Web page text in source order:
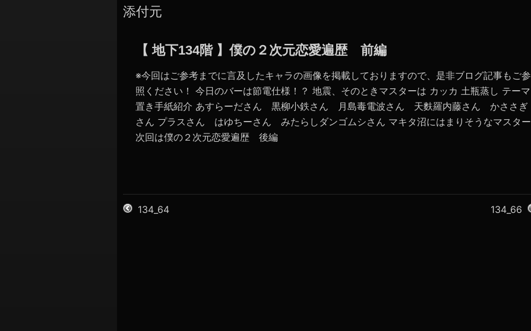
添付元
【 地下134階 】僕の２次元恋愛遍歴 前編
※今回はご参考までに言及したキャラの画像を掲載しておりますので、是非ブログ記事もご参
照ください！ 今日のバーは節電仕様！？ 地震、そのときマスターは カッカ 土瓶蒸し テーマ
置き手紙紹介 あすらーださん 黒柳小鉄さん 月島毒電波さん 天麩羅内藤さん かささぎ
さん プラスさん はゆちーさん みたらしダンゴムシさん マキタ沼にはまりそうなマスター
次回は僕の２次元恋愛遍歴 後編
134_64 134_66